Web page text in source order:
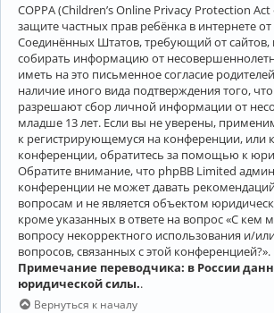
COPPA (Children’s Online Privacy Protection
защите частных прав ребёнка в интернете
Соединённых Штатов, требующий от сайтов,
собирать информацию от
иметь на это письменное согласие
наличие иного вида подтверждения того,
разрешают сбор личной информации от
младше 13 лет. Если вы не уверены,
к регистрирующемуся на конференции, или
конференции, обратитесь за помощью к
Обратите внимание, что phpBB Limited
конференции не может давать
вопросам и не является объектом
кроме указанных в ответе на вопрос «С кем
вопросу некорректного использования и/
вопросов, связанных с этой конференцией?».
Примечание переводчика: в России
юридической силы..
Вернуться к началу